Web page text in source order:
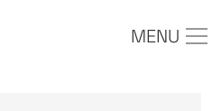
MENU